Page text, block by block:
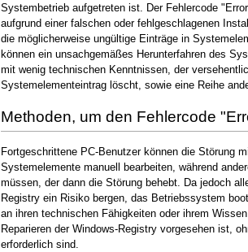
Systembetrieb aufgetreten ist. Der Fehlercode
aufgrund einer falschen oder fehlgeschlagenen
die möglicherweise ungültige Einträge in
können ein unsachgemäßes Herunterfahren des
mit wenig technischen Kenntnissen, der
Systemelementeintrag löscht, sowie eine Reihe
Methoden, um den Fehlercode
Fortgeschrittene PC-Benutzer können die Störung
Systemelemente manuell bearbeiten, während
müssen, der dann die Störung behebt. Da jedoch
Registry ein Risiko bergen, das Betriebssystem
an ihren technischen Fähigkeiten oder ihrem
Reparieren der Windows-Registry vorgesehen ist,
erforderlich sind.